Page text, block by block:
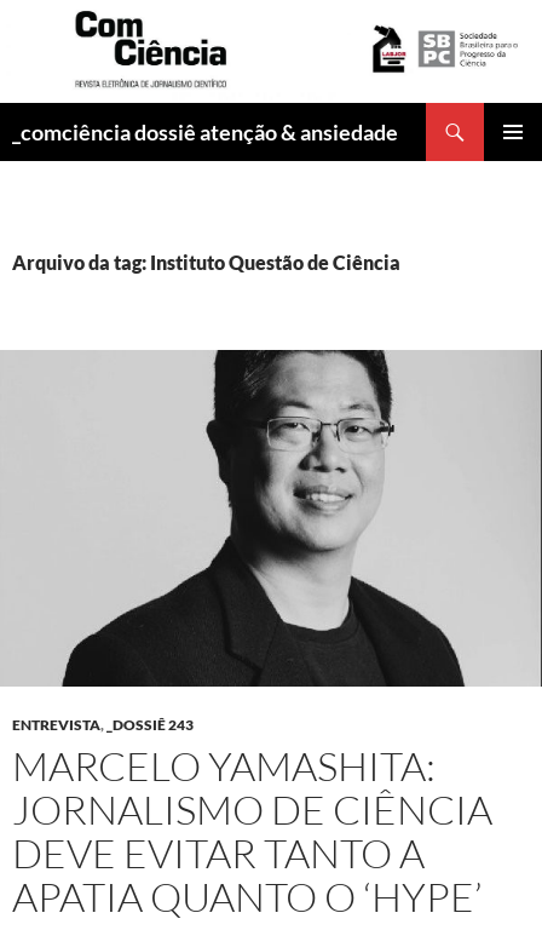
_comciência dossiê atenção & ansiedade
Arquivo da tag: Instituto Questão de Ciência
ENTREVISTA, _DOSSIÊ 243
MARCELO YAMASHITA:
JORNALISMO DE CIÊNCIA
DEVE EVITAR TANTO A
APATIA QUANTO O ‘HYPE’